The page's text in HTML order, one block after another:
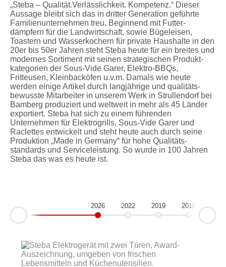
„Steba – Qualität.Verlässlichkeit. Kompetenz.“ Dieser
Aussage bleibt sich das in dritter Generation geführte
Familien­unternehmen treu. Beginnend mit Futter­
dämpfern für die Landwirtschaft, sowie Bügeleisen,
Toastern und Wasser­kochern für private Haushalte in den
20er bis 50er Jahren steht Steba heute für ein breites und
modernes Sortiment mit seinen strategischen Produkt­
kategorien der Sous-Vide Garer, Elektro-BBQs,
Fritteusen, Klein­backöfen u.v.m. Damals wie heute
werden einige Artikel durch langjährige und qualitäts­
bewusste Mitarbeiter in unserem Werk in Strullendorf bei
Bamberg produziert und weltweit in mehr als 45 Länder
exportiert. Steba hat sich zu einem führenden
Unternehmen für Elektrogrills, Sous-Vide Garer und
Raclettes entwickelt und steht heute auch durch seine
Produktion „Made in Germany“ für hohe Qualitäts­
standards und Service­leistung. So wurde in 100 Jahren
Steba das was es heute ist.
2026 2022 2019 2018